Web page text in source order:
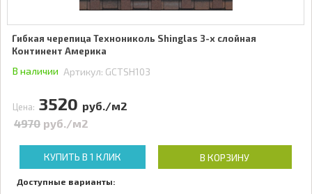
Гибкая черепица Технониколь Shinglas 3-х слойная
Континент Америка
В наличии Артикул: GCTSH103
Цена: 3520 руб./м2
4970 руб./м2
КУПИТЬ В 1 КЛИК В КОРЗИНУ
Доступные варианты: